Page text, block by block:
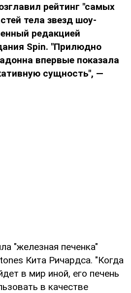
рейтинг "самых
тела звезд шоу-
редакцией
Spin. "Прилюдно
впервые показала
сущность", —
"железная печенка"
Кита Ричардса. "Когда
в мир иной, его печень
в качестве